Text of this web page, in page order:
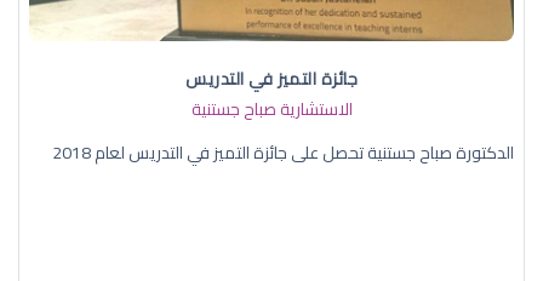
جائزة التميز في التدريس
الاستشارية صباح جستنية
الدكتورة صباح جستنية تحصل على جائزة التميز في التدريس لعام 2018